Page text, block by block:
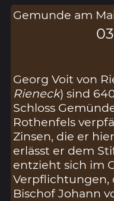
Gemunde am
Georg Voit von
Rieneck) sind
Schloss
Rothenfels
Zinsen, die er
erlässt er dem
entzieht sich im
Verpflichtungen,
Bischof Johann